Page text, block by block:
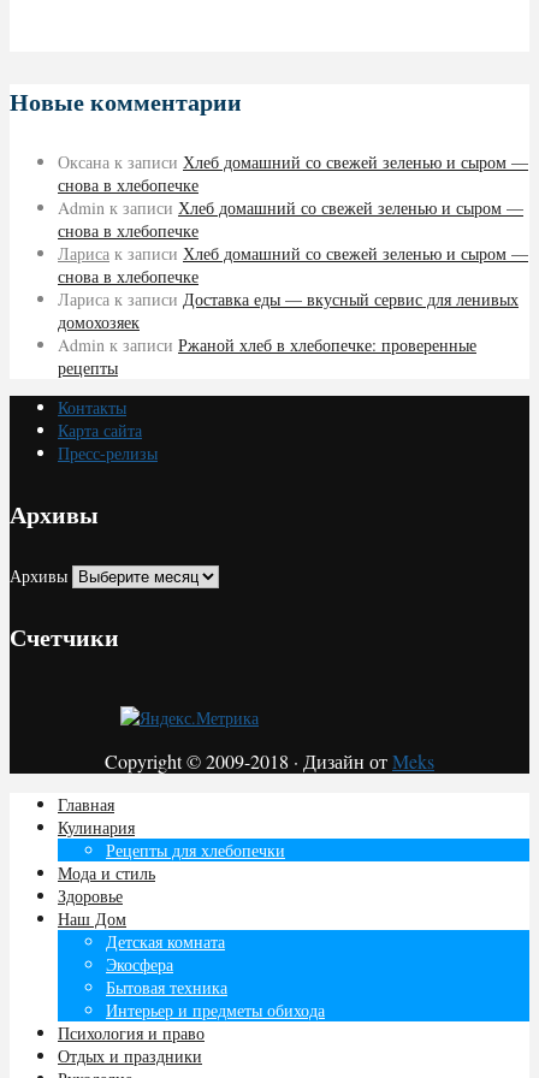
Новые комментарии
Оксана к записи Хлеб домашний со свежей зеленью и сыром —
снова в хлебопечке
Admin к записи Хлеб домашний со свежей зеленью и сыром —
снова в хлебопечке
Лариса к записи Хлеб домашний со свежей зеленью и сыром —
снова в хлебопечке
Лариса к записи Доставка еды — вкусный сервис для ленивых
домохозяек
Admin к записи Ржаной хлеб в хлебопечке: проверенные
рецепты
Контакты
Карта сайта
Пресс-релизы
Архивы
Архивы
Счетчики
Copyright © 2009-2018 · Дизайн отMeks
Главная
Кулинария
Рецепты для хлебопечки
Мода и стиль
Здоровье
Наш Дом
Детская комната
Экосфера
Бытовая техника
Интерьер и предметы обихода
Психология и право
Отдых и праздники